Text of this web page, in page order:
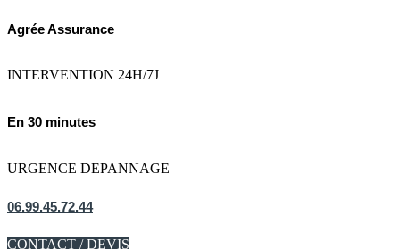
Agrée Assurance
INTERVENTION 24H/7J
En 30 minutes
URGENCE DEPANNAGE
06.99.45.72.44
CONTACT / DEVIS